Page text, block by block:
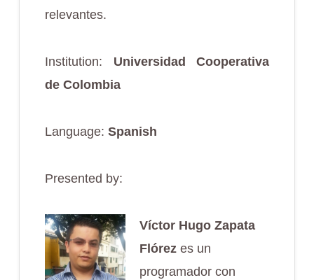
relevantes.
Institution: Universidad Cooperativa
de Colombia
Language: Spanish
Presented by:
Víctor Hugo Zapata
Flórezes un
programador con